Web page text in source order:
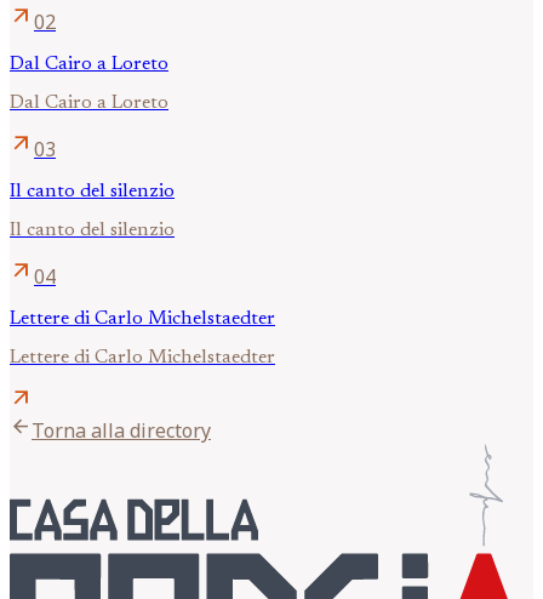
arrow_outward 02
Dal Cairo a Loreto
Dal Cairo a Loreto
arrow_outward 03
Il canto del silenzio
Il canto del silenzio
arrow_outward 04
Lettere di Carlo Michelstaedter
Lettere di Carlo Michelstaedter
arrow_outward
arrow_backTorna alla directory